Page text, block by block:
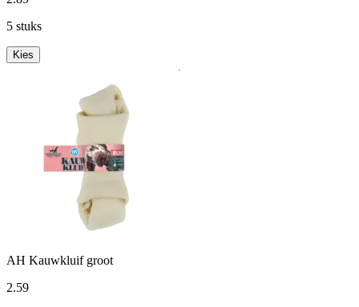
5 stuks
Kies
AH Kauwkluif groot
2.59